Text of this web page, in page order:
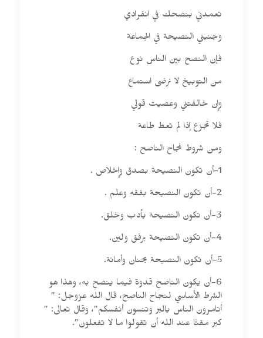
تعمدني بنصحك في انفرادي
وجنبني النصيحة في الجماعة
فإن النصح بين الناس نوع
من التوبيخ لا نرضى استماع
وإن خالفتني وعصيت قولي
فلا تجزع إذا لم تعط طاعة
ومن شروط نجاح الناصح :
1-أن تكون النصيحة بصدق وإخلاص .
2-أن تكون النصيحة بفقه وعلم .
3-أن تكون النصيحة بأدب وخلق.
4-أن تكون النصيحة برفق ولين.
5-أن تكون النصيحة بحنان وأمانة.
6-أن يكون الناصح قدوة فيما ينصح به، وهذا هو
الشرط الأساسي لنجاح الناصح، قال الله عزوجل: ”
أتامرون الناس بالبر وتنسون أنفسكم”، وقال تعالى: ”
كبر مقتًا عند الله أن تقولوا ما لا تفعلون”.